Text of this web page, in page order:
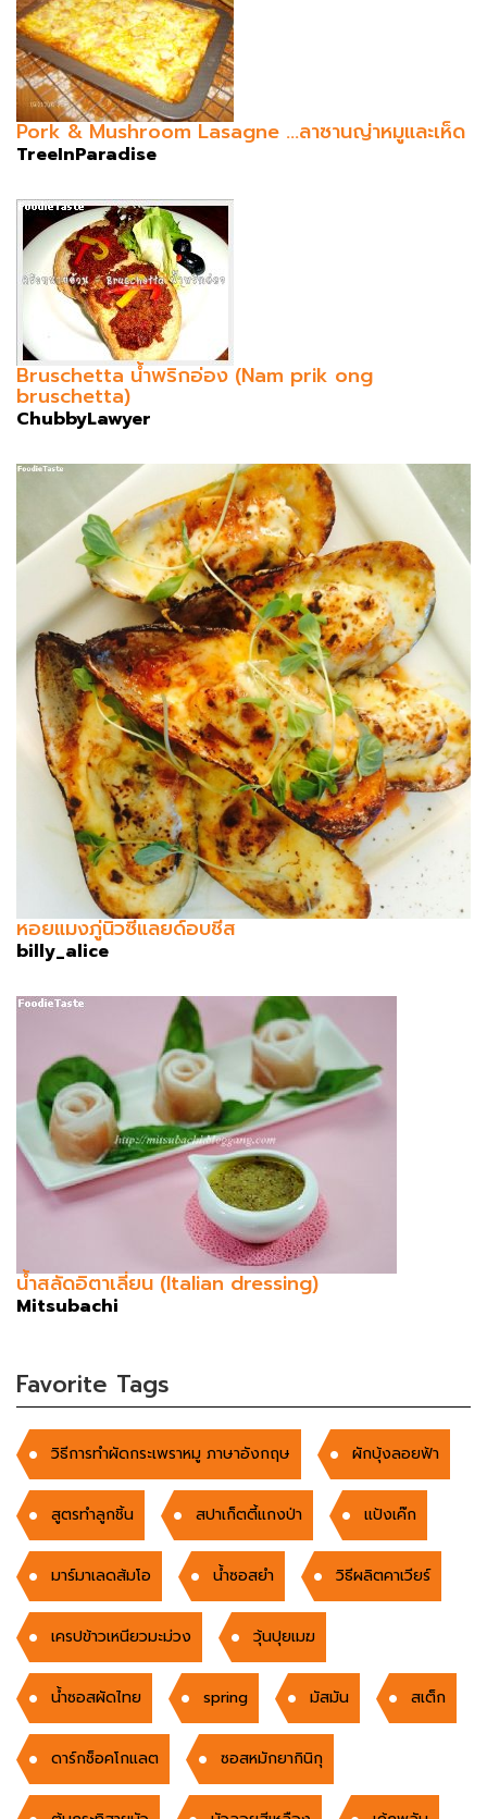
Pork & Mushroom Lasagne ...ลาซานญ่าหมูและเห็ด
TreeInParadise
Bruschetta น้ำพริกอ่อง (Nam prik ong
bruschetta)
ChubbyLawyer
หอยแมงภู่นิวซีแลยด์อบชีส
billy_alice
น้ำสลัดอิตาเลี่ยน (Italian dressing)
Mitsubachi
Favorite Tags
วิธีการทำผัดกระเพราหมู ภาษาอังกฤษ ผักบุ้งลอยฟ้า
สูตรทำลูกชิ้น สปาเก็ตตี้แกงป่า แป้งเค๊ก
มาร์มาเลดส้มโอ น้ำซอสยำ วิธีผลิตคาเวียร์
เครปข้าวเหนียวมะม่วง วุ้นปุยเมฆ
น้ำซอสผัดไทย spring มัสมัน สเต็ก
ดาร์กช็อคโกแลต ซอสหมักยากินิกุ